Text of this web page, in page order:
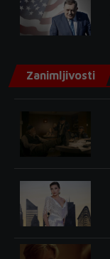
Zanimljivosti